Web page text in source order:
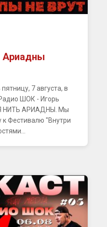
Ариадны
7 августа, в
ШОК - Игорь
НИТЬ АРИАДНЫ. Мы
Фестивалю "Внутри